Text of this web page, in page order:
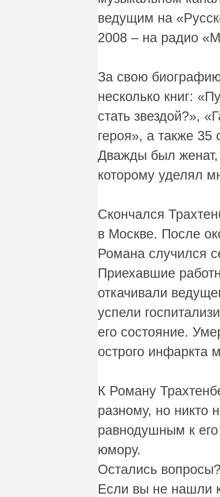
ведущим на
2008 – на радио
За свою
несколько книг:
стать звездой?»,
героя», а также 35
Дважды был
которому уделял
Скончался
в Москве. После
Романа случился
Приехавшие
откачивали
успели
его состояние.
острого инфаркта
К Роману
разному, но никто
равнодушным к
юмору.
Остались
Если вы не нашли